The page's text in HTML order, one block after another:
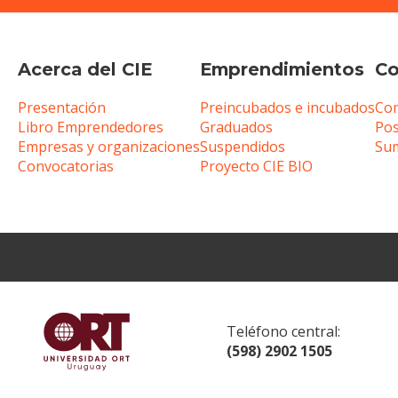
Acerca del CIE
Presentación
Libro Emprendedores
Empresas y organizaciones
Convocatorias
Emprendimientos
Preincubados e incubados
Graduados
Suspendidos
Proyecto CIE BIO
Teléfono central:
(598) 2902 1505